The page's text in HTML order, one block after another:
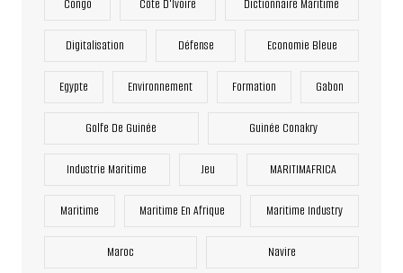
Congo Côte D'Ivoire Dictionnaire Maritime
Digitalisation Défense Economie Bleue
Egypte Environnement Formation Gabon
Golfe De Guinée Guinée Conakry
Industrie Maritime Jeu MARITIMAFRICA
Maritime Maritime En Afrique Maritime Industry
Maroc Navire